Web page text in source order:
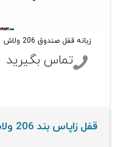
زبانه قفل صندوق 206 ولاش
تماس بگیرید
قفل زاپاس بند 206 ولاش